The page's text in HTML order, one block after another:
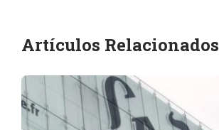
Artículos Relacionados